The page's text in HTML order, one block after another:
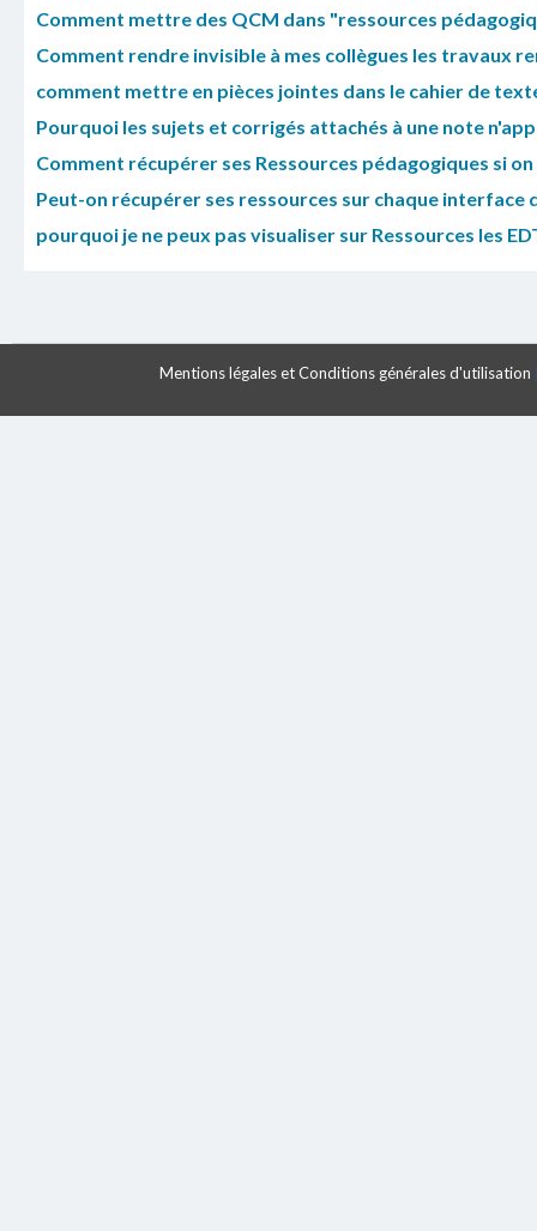
Comment mettre des QCM dans "ressources
Comment rendre invisible à mes collègues les travaux
comment mettre en pièces jointes dans le cahier de
Pourquoi les sujets et corrigés attachés à une note
Comment récupérer ses Ressources pédagogiques si
Peut-on récupérer ses ressources sur chaque
pourquoi je ne peux pas visualiser sur Ressources les
Mentions légales et Conditions générales d'utilisation